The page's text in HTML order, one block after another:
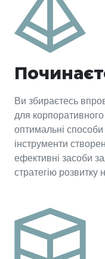
Ви збираєтесь
для
оптимальні способи
інструменти
ефективні засоби
стратегію розвитку